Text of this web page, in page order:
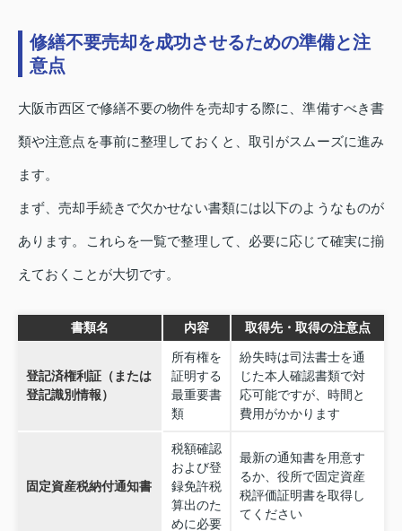
修繕不要売却を成功させるための準備と注
意点
大阪市西区で修繕不要の物件を売却する際に、準備すべき書
類や注意点を事前に整理しておくと、取引がスムーズに進み
ます。
まず、売却手続きで欠かせない書類には以下のようなものが
あります。これらを一覧で整理して、必要に応じて確実に揃
えておくことが大切です。
書類名 内容 取得先・取得の注意点
登記済権利証（または
登記識別情報）
所有権を
証明する
最重要書
類
紛失時は司法書士を通
じた本人確認書類で対
応可能ですが、時間と
費用がかかります
固定資産税納付通知書
税額確認
および登
録免許税
算出のた
めに必要
最新の通知書を用意す
るか、役所で固定資産
税評価証明書を取得し
てください